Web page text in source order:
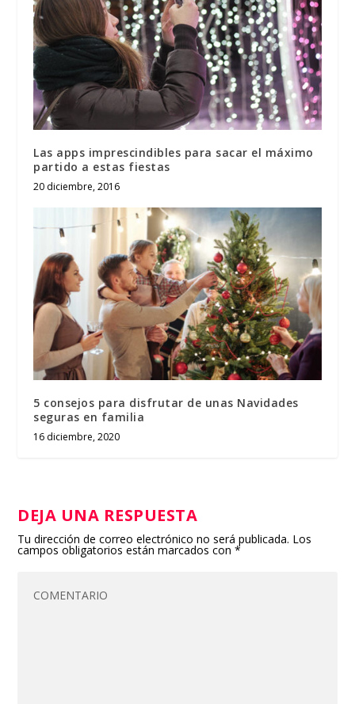
Las apps imprescindibles para sacar el máximo
partido a estas fiestas
20 diciembre, 2016
5 consejos para disfrutar de unas Navidades
seguras en familia
16 diciembre, 2020
DEJA UNA RESPUESTA
Tu dirección de correo electrónico no será publicada. Los
campos obligatorios están marcados con*